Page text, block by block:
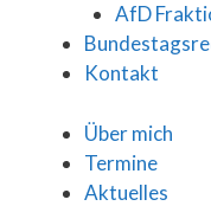
AfD
Kontakt
Über mich
Termine
Aktuelles